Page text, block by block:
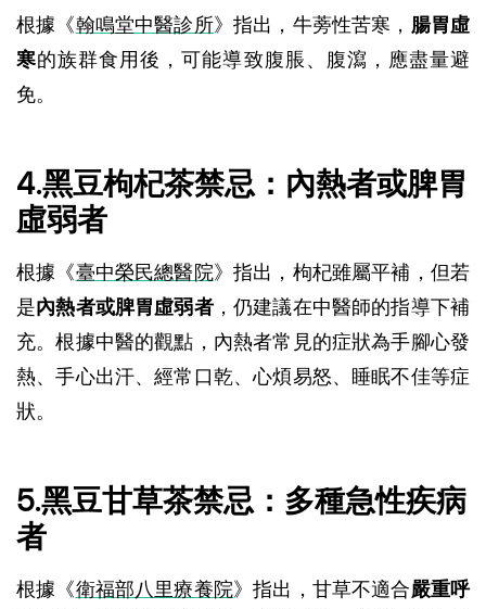
根據《翰鳴堂中醫診所》指出，牛蒡性苦寒， 腸胃虛
寒的族群食用後，可能導致腹脹、腹瀉，應盡量避
免。
4.黑豆枸杞茶禁忌：內熱者或脾胃
虛弱者
根據《臺中榮民總醫院》指出，枸杞雖屬平補，但若
是內熱者或脾胃虛弱者，仍建議在中醫師的指導下補
充。根據中醫的觀點，內熱者常見的症狀為手腳心發
熱、手心出汗、經常口乾、心煩易怒、睡眠不佳等症
狀。
5.黑豆甘草茶禁忌：多種急性疾病
者
根據《衛福部八里療養院》指出，甘草不適合嚴重呼